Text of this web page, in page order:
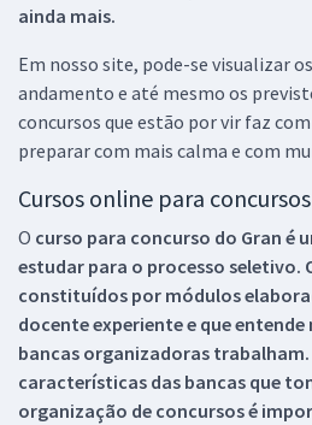
ainda mais.
Em nosso site, pode-se visualizar
andamento e até mesmo os
concursos que estão por vir faz
preparar com mais calma e com
Cursos online para concursos
O curso para concurso do Gran é
estudar para o processo seletivo.
constituídos por módulos
docente experiente e que
bancas organizadoras trabalham.
características das bancas que
organização de concursos é